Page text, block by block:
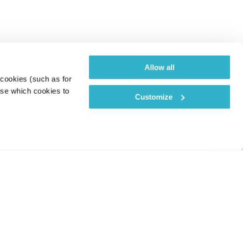
(such as for
which cookies to
Allow all
Customize